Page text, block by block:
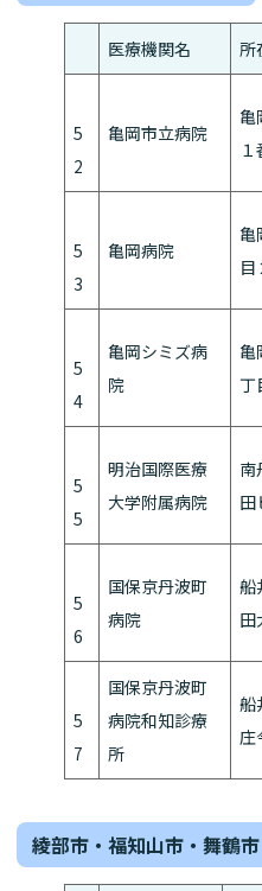
医療機関名 所
5
2
亀岡市立病院
亀
１
5
3
亀岡病院
亀
目
5
4
亀岡シミズ病
院
亀
丁
5
5
明治国際医療
大学附属病院
南
田
5
6
国保京丹波町
病院
船
田
5
7
国保京丹波町
病院和知診療
所
船
庄
綾部市・福知山市・舞鶴市